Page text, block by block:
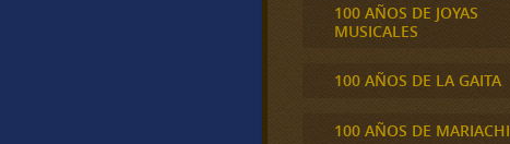
100 AÑOS DE JOYAS
MUSICALES
100 AÑOS DE LA GAITA
100 AÑOS DE MARIACHI